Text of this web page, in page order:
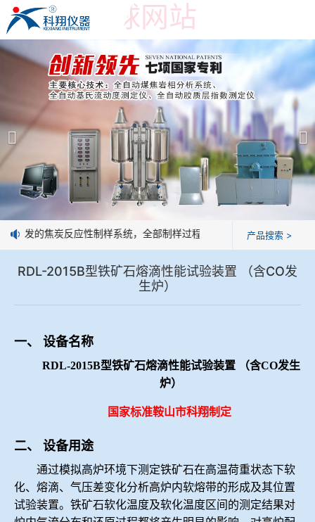
世界杯押球网站
世界杯押球网站
产品展示 ＞
焦炭高温性能检测系统
焦化行业检测及优化配煤设备
球团矿/烧结矿/块矿高温冶金性能检测系统
烧结/球团优化配矿研究设备
冶金石灰活性度测定仪
矿石、焦炭物理检测及制样设备
工业分析、测硫仪等
公司简介
世界杯押球网站
企业业绩
技术交流
视频观赏
标准下载
企业荣誉
发的焦炭反应性制样系统，全部制样过程机械化操作，没有人为误差
产品搜索 >
RDL-2015B型铁矿石熔滴性能试验装置 （含CO发
生炉）
一、 设备名称
RDL-2015B型铁矿石熔滴性能试验装置 （含CO发生
炉）
国家标准鞍山市科翔制定
二、 设备用途
通过模拟高炉环境下测定铁矿石在高温荷重状态下软
化、熔滴、气压差变化分析高炉内软熔带的形成及其位置
试验装置。铁矿石软化温度及软化温度区间的测定结果对